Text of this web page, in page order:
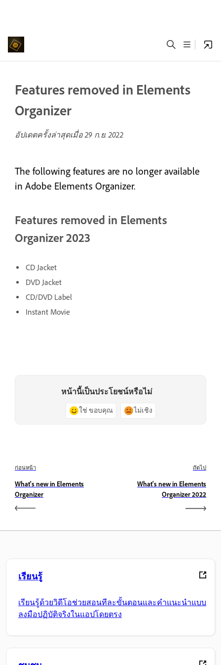
Features removed in Elements
Organizer
อัปเดตครั้งล่าสุดเมื่อ29 ก.ย. 2022
The following features are no longer available
in Adobe Elements Organizer.
Features removed in Elements
Organizer 2023
CD Jacket
DVD Jacket
CD/DVD Label
Instant Movie
หน้านี้เป็นประโยชน์หรือไม่
ใช่ ขอบคุณ ไม่เชิง
ก่อนหน้า
What's new in Elements
Organizer
ถัดไป
What's new in Elements
Organizer 2022
เรียนรู้
เรียนรู้ด้วยวิดีโอช่วยสอนทีละขั้นตอนและคำแนะนำแบบ
ลงมือปฏิบัติจริงในแอปโดยตรง